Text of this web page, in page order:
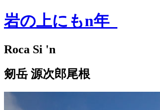
岩の上にもn年
Roca Si 'n
剱岳 源次郎尾根